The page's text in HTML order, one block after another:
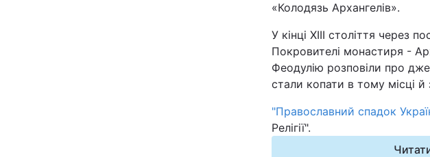
«Колодязь Архангелів».
У кінці XIII століття через
Покровителі монастиря -
Феодулію розповіли про
стали копати в тому місці
"Православний спадок
Релігії".